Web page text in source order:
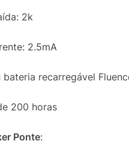
2k
2.5mA
recarregável
200 horas
Ponte: